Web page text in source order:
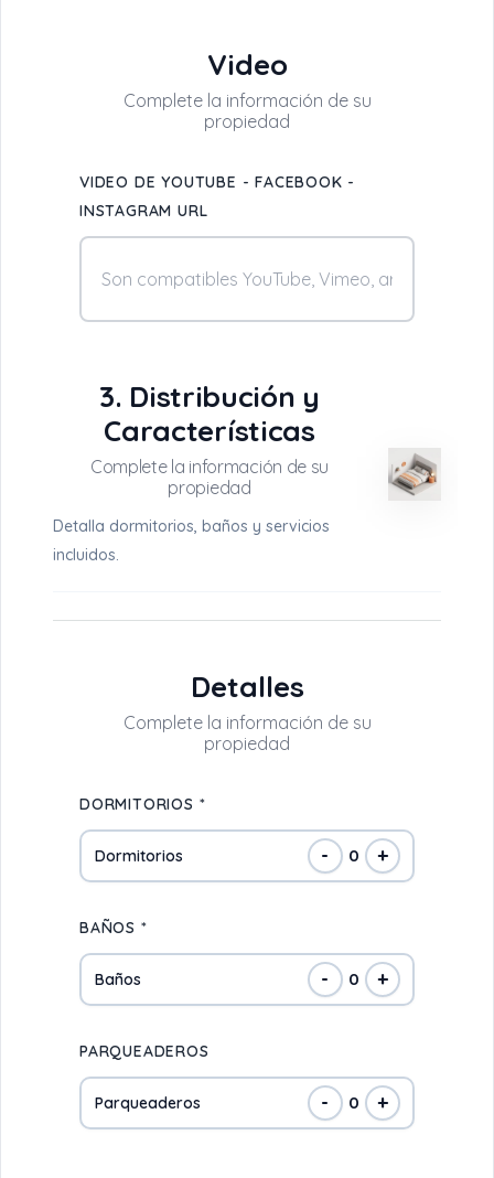
Video
VIDEO DE YOUTUBE - FACEBOOK -
INSTAGRAM URL
3. Distribución y
Características
Detalla dormitorios, baños y servicios
incluidos.
Detalles
DORMITORIOS *
Dormitorios - 0 +
BAÑOS *
Baños - 0 +
PARQUEADEROS
Parqueaderos - 0 +